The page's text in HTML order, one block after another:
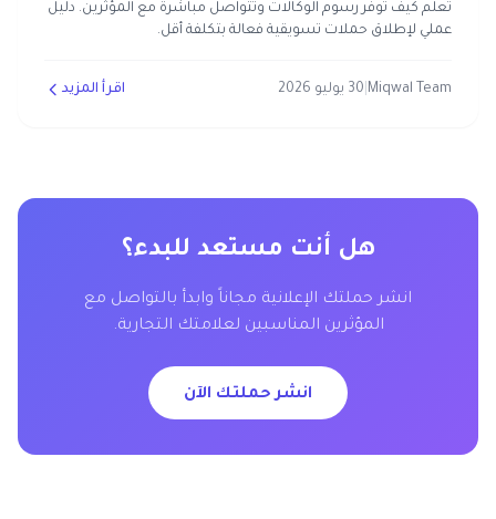
تعلم كيف توفر رسوم الوكالات وتتواصل مباشرة مع المؤثرين. دليل
عملي لإطلاق حملات تسويقية فعالة بتكلفة أقل.
Miqwal Team 30 يوليو 2026 اقرأ المزيد
هل أنت مستعد للبدء؟
انشر حملتك الإعلانية مجاناً وابدأ بالتواصل مع
المؤثرين المناسبين لعلامتك التجارية.
انشر حملتك الآن